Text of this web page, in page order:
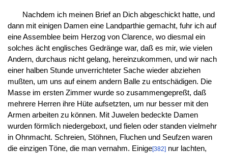
Nachdem ich meinen Brief an Dich abgeschickt hatte, und
dann mit einigen Damen eine Landparthie gemacht, fuhr ich auf
eine Assemblee beim Herzog von Clarence, wo diesmal ein
solches ächt englisches Gedränge war, daß es mir, wie vielen
Andern, durchaus nicht gelang, hereinzukommen, und wir nach
einer halben Stunde unverrichteter Sache wieder abziehen
mußten, um uns auf einem andern Balle zu entschädigen. Die
Masse im ersten Zimmer wurde so zusammengepreßt, daß
mehrere Herren ihre Hüte aufsetzten, um nur besser mit den
Armen arbeiten zu können. Mit Juwelen bedeckte Damen
wurden förmlich niedergeboxt, und fielen oder standen vielmehr
in Ohnmacht. Schreien, Stöhnen, Fluchen und Seufzen waren
die einzigen Töne, die man vernahm. Einige[382]nur lachten,